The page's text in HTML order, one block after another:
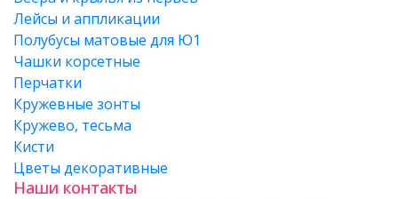
Лейсы и аппликации
Полубусы матовые для Ю1
Чашки корсетные
Перчатки
Кружевные зонты
Кружево, тесьма
Кисти
Цветы декоративные
Наши контакты